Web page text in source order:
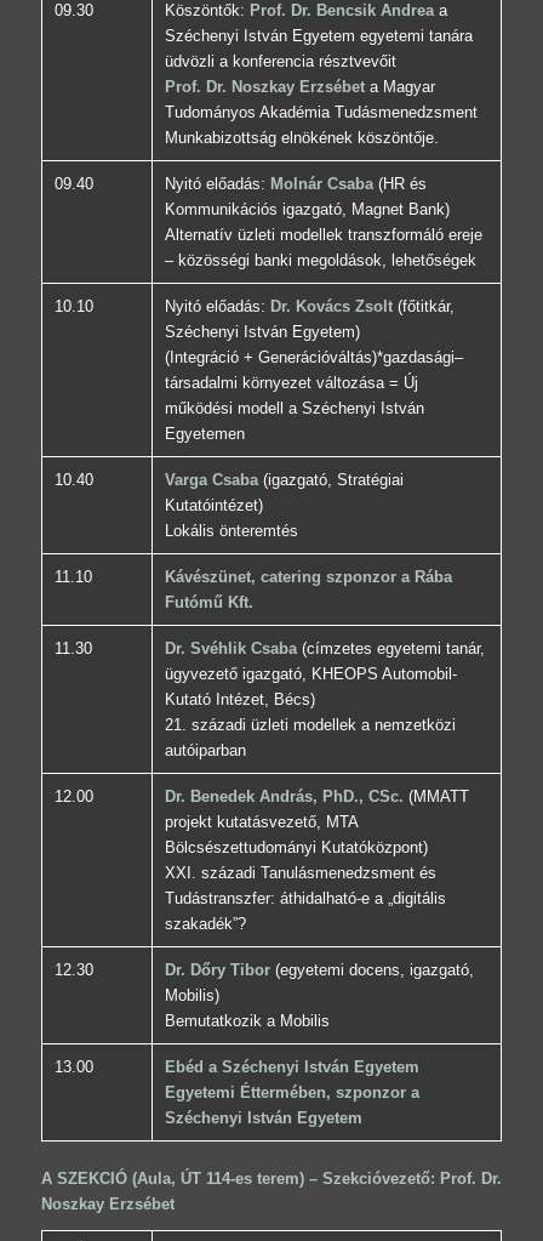
09.30 Köszöntők: Prof. Dr. Bencsik Andreaa
Széchenyi István Egyetem egyetemi tanára
üdvözli a konferencia résztvevőit
Prof. Dr. Noszkay Erzsébeta Magyar
Tudományos Akadémia Tudásmenedzsment
Munkabizottság elnökének köszöntője.
09.40 Nyitó előadás: Molnár Csaba(HR és
Kommunikációs igazgató, Magnet Bank)
Alternatív üzleti modellek transzformáló ereje
– közösségi banki megoldások, lehetőségek
10.10 Nyitó előadás: Dr. Kovács Zsolt(főtitkár,
Széchenyi István Egyetem)
(Integráció + Generációváltás)*gazdasági–
társadalmi környezet változása = Új
működési modell a Széchenyi István
Egyetemen
10.40 Varga Csaba(igazgató, Stratégiai
Kutatóintézet)
Lokális önteremtés
11.10
Kávészünet, catering szponzor a Rába
Futómű Kft.
11.30 Dr. Svéhlik Csaba(címzetes egyetemi tanár,
ügyvezető igazgató, KHEOPS Automobil-
Kutató Intézet, Bécs)
21. századi üzleti modellek a nemzetközi
autóiparban
12.00 Dr. Benedek András, PhD., CSc. (MMATT
projekt kutatásvezető, MTA
Bölcsészettudományi Kutatóközpont)
XXI. századi Tanulásmenedzsment és
Tudástranszfer: áthidalható-e a „digitális
szakadék”?
12.30 Dr. Dőry Tibor(egyetemi docens, igazgató,
Mobilis)
Bemutatkozik a Mobilis
13.00
Ebéd a Széchenyi István Egyetem
Egyetemi Éttermében, szponzor a
Széchenyi István Egyetem
A SZEKCIÓ (Aula, ÚT 114-es terem) – Szekcióvezető: Prof. Dr.
Noszkay Erzsébet